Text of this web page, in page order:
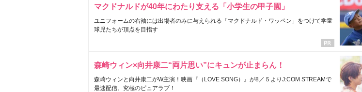
マクドナルドが40年にわたり支える「小学生の甲子園」
ユニフォームの右袖には出場者のみに与えられる「マクドナルド・ワッペン」をつけて学童
球児たちが頂点を目指す
森崎ウィン×向井康二“両片思い”にキュンが止まらん！
森崎ウィンと向井康二がW主演！映画『（LOVE SONG）』が8／５よりJ:COM STREAMで
最速配信。究極のピュアラブ！